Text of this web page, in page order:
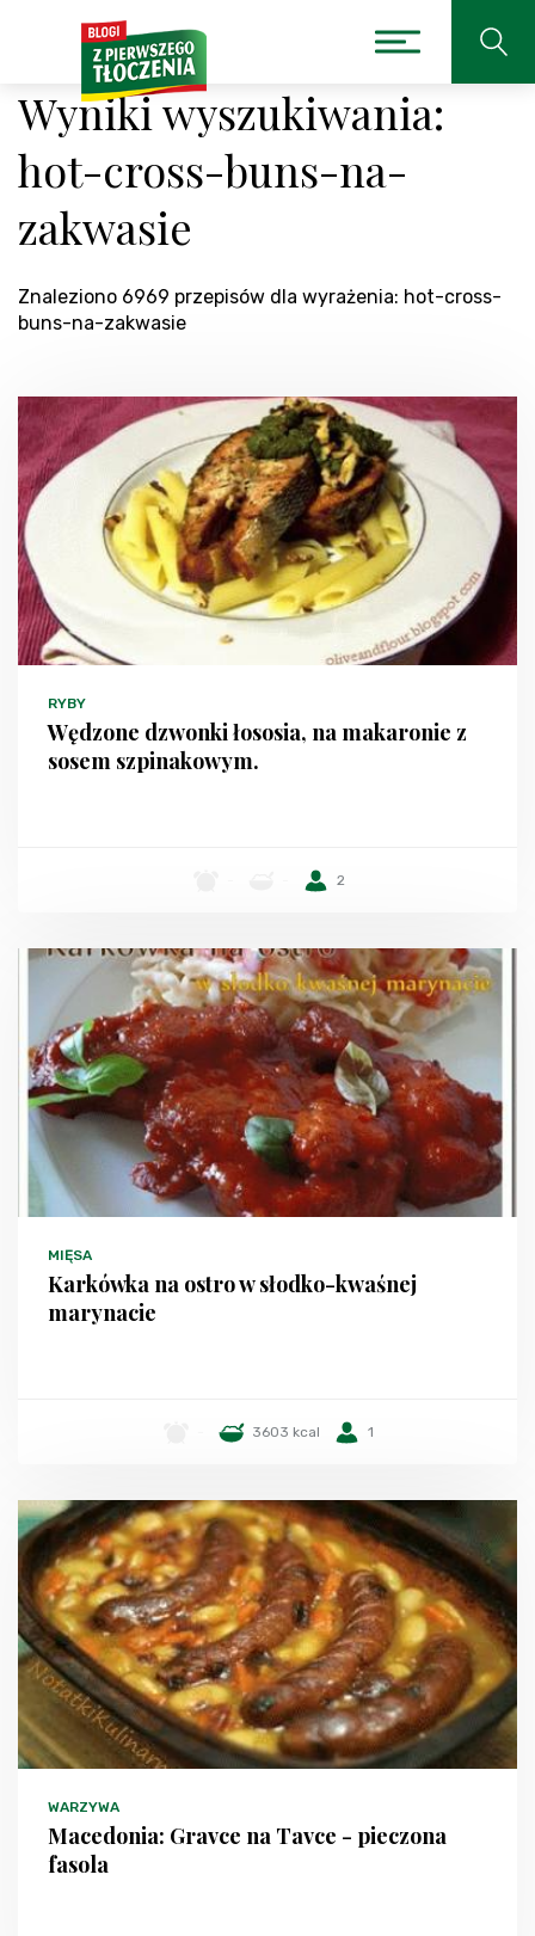
Wyniki wyszukiwania:
hot-cross-buns-na-
zakwasie
Znaleziono 6969 przepisów dla wyrażenia: hot-cross-
buns-na-zakwasie
RYBY
Wędzone dzwonki łososia, na makaronie z
sosem szpinakowym.
2
MIĘSA
Karkówka na ostro w słodko-kwaśnej
marynacie
3603 kcal 1
WARZYWA
Macedonia: Gravce na Tavce - pieczona
fasola